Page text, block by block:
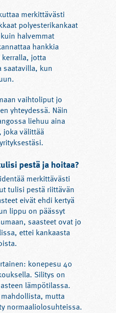
merkittävästi
polyesterikankaat
halvemmat
hankkia
jotta
kun
vaihtoliput jo
yhteydessä. Näin
liehuu aina
joka välittää
pestä ja hoitaa?
merkittävästi
tulisi pestä riittävän
eivät ehdi kertyä
lippu on päässyt
saasteet ovat jo
ettei kankaasta
konepesu 40
Silitys on
lämpötilassa.
mutta
normaaliolosuhteissa.